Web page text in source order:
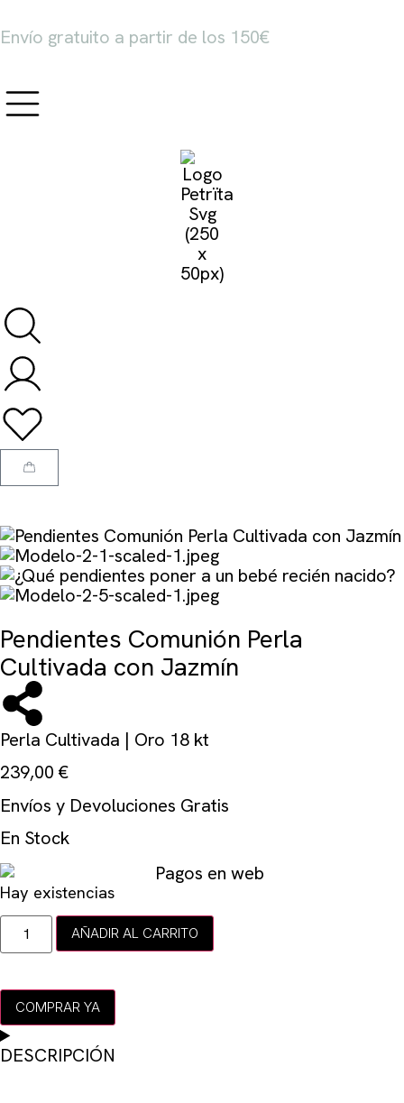
Envío gratuito a partir de los 150€
Pendientes Comunión Perla
Cultivada con Jazmín
Perla Cultivada | Oro 18 kt
239,00 €
Envíos y Devoluciones Gratis
En Stock
Hay existencias
AÑADIR AL CARRITO
COMPRAR YA
DESCRIPCIÓN